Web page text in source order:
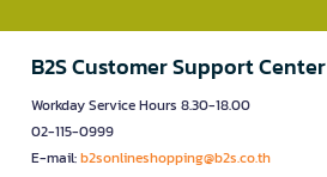
B2S Customer Support Center
Workday Service Hours 8.30-18.00
02-115-0999
E-mail:b2sonlineshopping@b2s.co.th